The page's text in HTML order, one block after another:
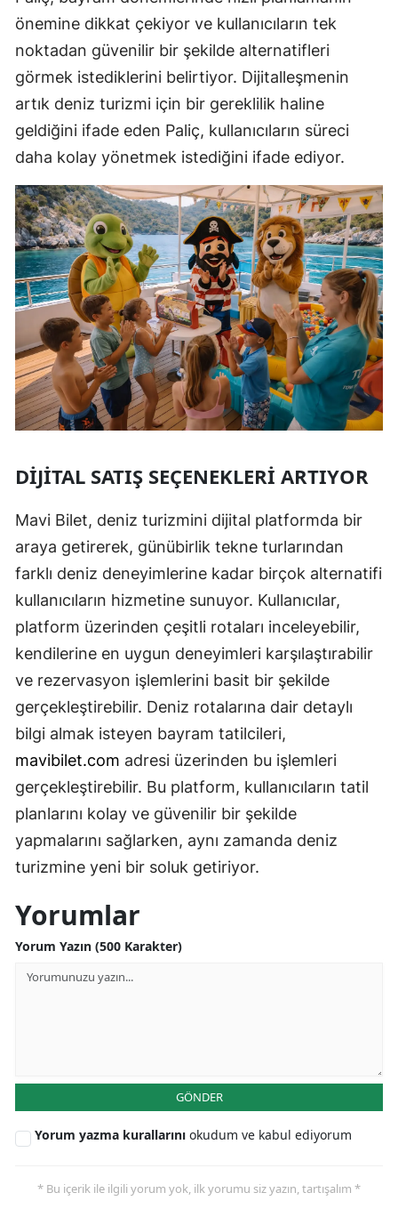
önemine dikkat çekiyor ve kullanıcıların tek
noktadan güvenilir bir şekilde alternatifleri
görmek istediklerini belirtiyor. Dijitalleşmenin
artık deniz turizmi için bir gereklilik haline
geldiğini ifade eden Paliç, kullanıcıların süreci
daha kolay yönetmek istediğini ifade ediyor.
DIJITAL SATIŞ SEÇENEKLERI ARTIYOR
Mavi Bilet, deniz turizmini dijital platformda bir
araya getirerek, günübirlik tekne turlarından
farklı deniz deneyimlerine kadar birçok alternatifi
kullanıcıların hizmetine sunuyor. Kullanıcılar,
platform üzerinden çeşitli rotaları inceleyebilir,
kendilerine en uygun deneyimleri karşılaştırabilir
ve rezervasyon işlemlerini basit bir şekilde
gerçekleştirebilir. Deniz rotalarına dair detaylı
bilgi almak isteyen bayram tatilcileri,
mavibilet.com adresi üzerinden bu işlemleri
gerçekleştirebilir. Bu platform, kullanıcıların tatil
planlarını kolay ve güvenilir bir şekilde
yapmalarını sağlarken, aynı zamanda deniz
turizmine yeni bir soluk getiriyor.
Yorumlar
Yorum Yazın (500 Karakter)
GÖNDER
Yorum yazma kurallarını okudum ve kabul ediyorum
* Bu içerik ile ilgili yorum yok, ilk yorumu siz yazın, tartışalım *